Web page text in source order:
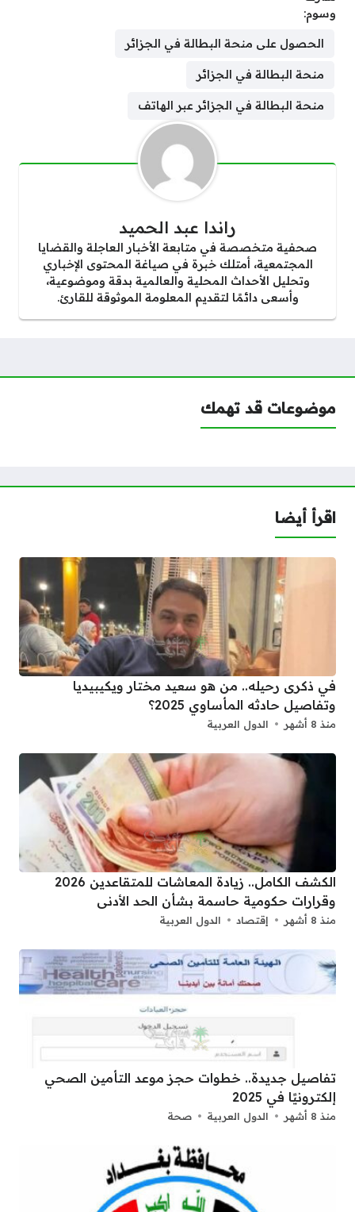
وسوم:
الحصول على منحة البطالة في الجزائر
منحة البطالة في الجزائر
منحة البطالة في الجزائر عبر الهاتف
راندا عبد الحميد
صحفية متخصصة في متابعة الأخبار العاجلة والقضايا
المجتمعية، أمتلك خبرة في صياغة المحتوى الإخباري
وتحليل الأحداث المحلية والعالمية بدقة وموضوعية،
وأسعى دائمًا لتقديم المعلومة الموثوقة للقارئ.
موضوعات قد تهمك
اقرأ أيضا
في ذكرى رحيله.. من هو سعيد مختار ويكيبيديا
وتفاصيل حادثه المأساوي 2025؟
منذ 8 أشهر الدول العربية
الكشف الكامل.. زيادة المعاشات للمتقاعدين 2026
وقرارات حكومية حاسمة بشأن الحد الأدنى
منذ 8 أشهر إقتصاد الدول العربية
تفاصيل جديدة.. خطوات حجز موعد التأمين الصحي
إلكترونيًا في 2025
منذ 8 أشهر الدول العربية صحة